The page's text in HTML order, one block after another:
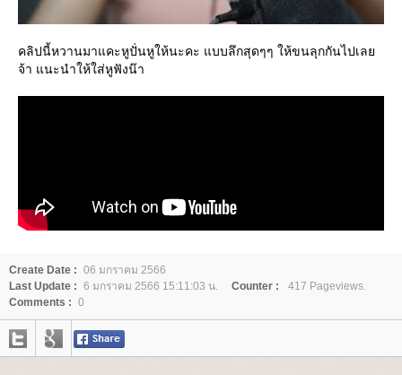
คลิปนี้หวานมาแคะหูปั่นหูให้นะคะ แบบลึกสุดๆๆ ให้ขนลุกกันไปเล
จ้า แนะนำให้ใส่หูฟังน๊า
Create Date : 06 มกราคม 2566
Last Update : 6 มกราคม 2566 15:11:03 น. Counter :
417 Pageviews.
Comments : 0